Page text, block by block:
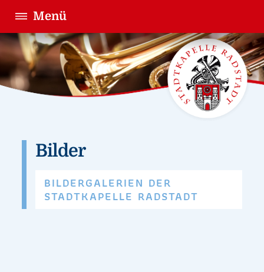
Menü
Bilder
BILDERGALERIEN DER
STADTKAPELLE RADSTADT